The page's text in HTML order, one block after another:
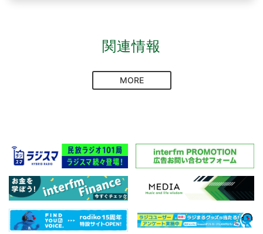
関連情報
MORE